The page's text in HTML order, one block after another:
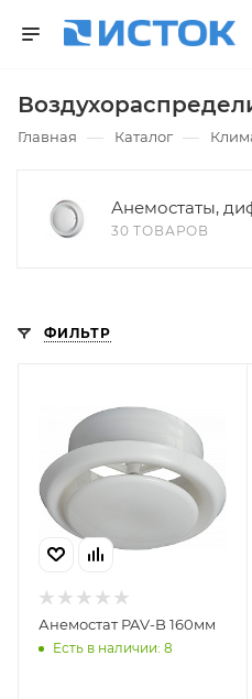
Главная — Каталог —
Анемостаты,
30 ТОВАРОВ
ФИЛЬТР
Анемостат PAV-B 160мм
Есть в наличии: 8